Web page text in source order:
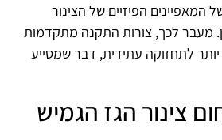
הפיזיים של הצינור
מעבר לכך, צורות התקנה מתקדמות
לתחזוקה עתידית, דבר שמסייע
צינור הגז הגמיש